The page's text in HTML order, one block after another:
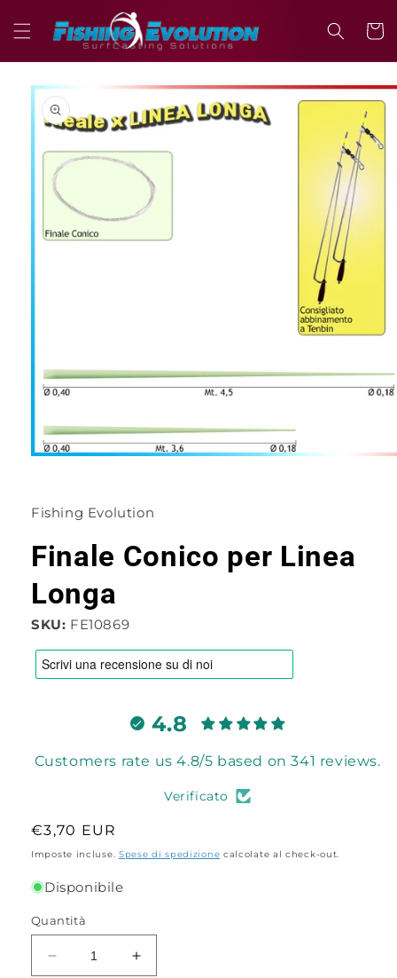
direttamente
ai contenuti
Passa alle
informazioni
sul prodotto
in
modale
Fishing Evolution
Finale Conico per Linea
Longa
SKU: FE10869
4.8
Customers rate us 4.8/5 based on 341 reviews.
Verificato
Prezzo
di
€3,70 EUR
Imposte incluse. Spese di spedizione calcolate al check-out.
Disponibile
Quantità
Diminuisci
Aumenta